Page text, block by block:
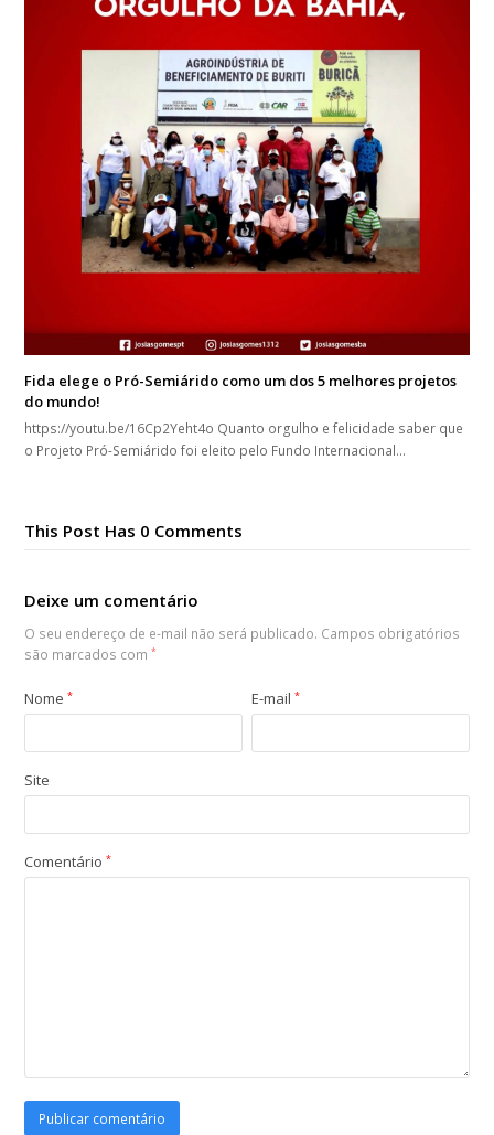
Fida elege o Pró-Semiárido como um dos 5 melhores projetos
do mundo!
https://youtu.be/16Cp2Yeht4o Quanto orgulho e felicidade saber que
o Projeto Pró-Semiárido foi eleito pelo Fundo Internacional…
This Post Has 0 Comments
Deixe um comentário
O seu endereço de e-mail não será publicado. Campos obrigatórios
são marcados com*
Nome* E-mail*
Site
Comentário*